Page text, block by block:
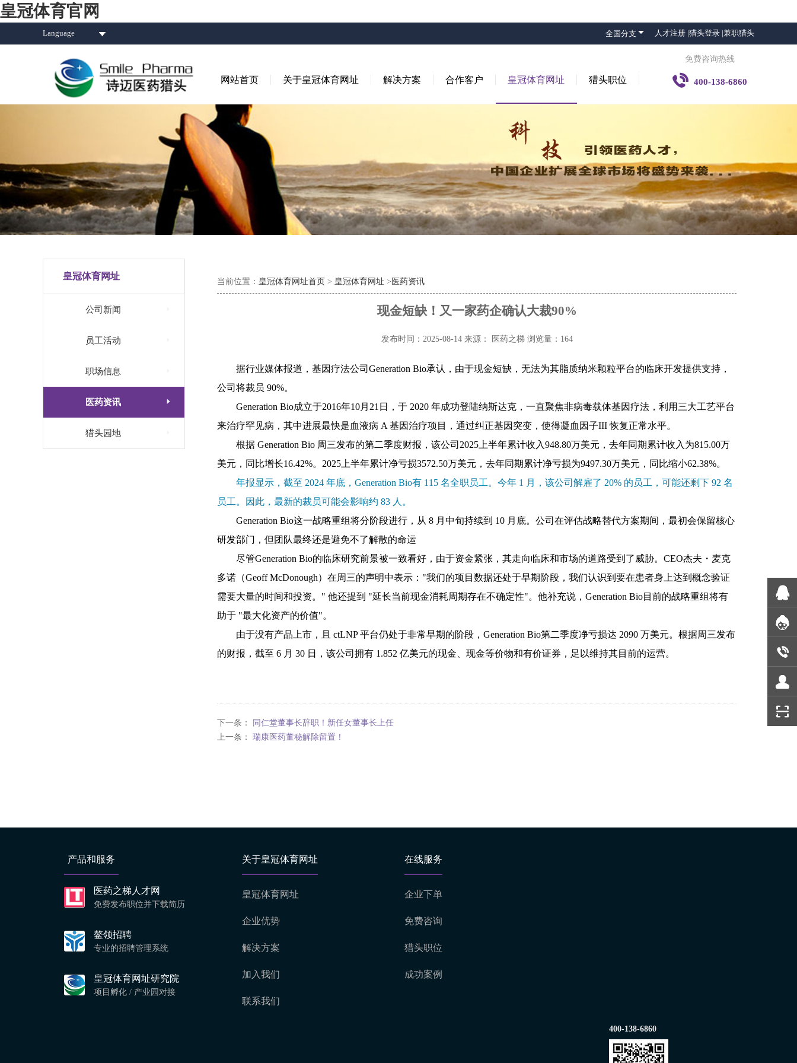
皇冠体育官网
Language 全国分支  人才注册 |猎头登录 |兼职猎头
网站首页 关于皇冠体育网址 解决方案 合作客户 皇冠体育网址 猎头职位
免费咨询热线
 400-138-6860
皇冠体育网址
公司新闻
员工活动
职场信息
医药资讯 
猎头园地
当前位置： 皇冠体育网址首页 > 皇冠体育网址 > 医药资讯
现金短缺！又一家药企确认大裁90%
发布时间：2025-08-14 来源： 医药之梯 浏览量：164
据行业媒体报道，基因疗法公司Generation Bio承认， 由于现金短缺， 无法为其脂质纳米颗粒平台的临床开发提供支持 ，
公司将裁员 90%。
Generation Bio成立于2016年10月21日，于 2020 年成功登陆纳斯达克，一直聚焦非病毒载体基因疗法，利用三大工艺平台
来治疗罕见病，其中进展最快是血液病 A 基因治疗项目，通过纠正基因突变，使得凝血因子III 恢复正常水平。
根据 Generation Bio 周三发布的第二季度财报，该公司2025上半年累计收入948.80万美元，去年同期累计收入为815.00万
美元，同比增长16.42%。2025上半年累计净亏损3572.50万美元，去年同期累计净亏损为9497.30万美元，同比缩小62.38%。
年报显示，截至 2024 年底， Generation Bio有 115 名全职员工。今年 1 月，该公司解雇了 20% 的员工，可能还剩下 92 名
员工。因此，最新的裁员可能会影响约 83 人 。
Generation Bio这一战略重组将分阶段进行，从 8 月中旬持续到 10 月底。公司在评估战略替代方案期间，最初会保留核心
研发部门，但团队最终还是避免不了解散的命运
尽管Generation Bio的临床研究前景被一致看好，由于资金紧张，其走向临床和市场的道路受到了威胁。CEO杰夫・麦克
多诺（Geoff McDonough）在周三的声明中表示："我们的项目数据还处于早期阶段，我们认识到要在患者身上达到概念验证
需要大量的时间和投资。" 他还提到 "延长当前现金消耗周期存在不确定性"。他补充说， Generation Bio目前的战略重组将有
助于 "最大化资产的价值"。
由于没有产品上市，且 ctLNP 平台仍处于非常早期的阶段，Generation Bio第二季度净亏损达 2090 万美元。根据周三发布
的财报，截至 6 月 30 日，该公司拥有 1.852 亿美元的现金、现金等价物和有价证券，足以维持其目前的运营。
下一条：
同仁堂董事长辞职！新任女董事长上任
上一条： 瑞康医药董秘解除留置！
产品和服务
医药之梯人才网
免费发布职位并下载简历
鳌领招聘
专业的招聘管理系统
皇冠体育网址研究院
项目孵化 / 产业园对接
关于皇冠体育网址
皇冠体育网址
企业优势
解决方案
加入我们
联系我们
在线服务
企业下单
免费咨询
猎头职位
成功案例
400-138-6860